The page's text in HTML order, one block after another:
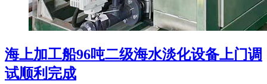
海上加工船96吨二级海水淡化设备上门调
试顺利完成